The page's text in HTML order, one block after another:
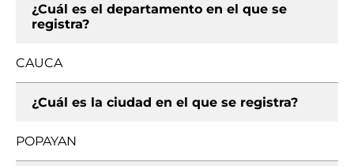
¿Cuál es el departamento en el que se
registra?
CAUCA
¿Cuál es la ciudad en el que se registra?
POPAYAN